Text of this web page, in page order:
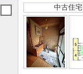
中古住宅